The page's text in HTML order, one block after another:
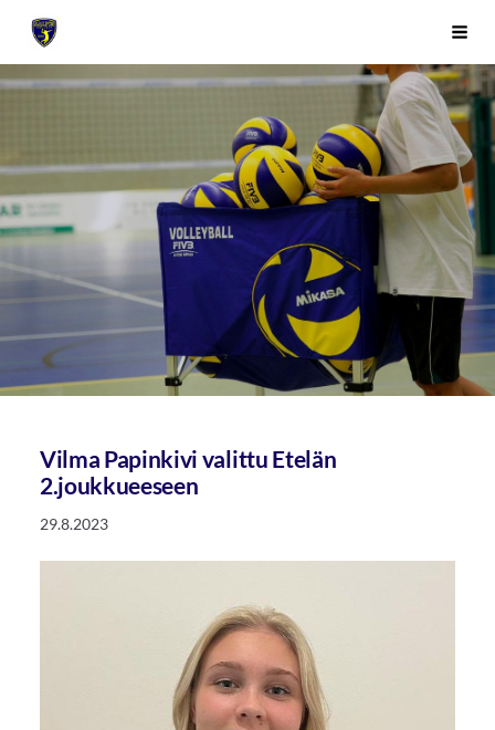
Siirry
sivunSivuston etusivulle
Vilma Papinkivi valittu Etelän
2.joukkueeseen
29.8.2023